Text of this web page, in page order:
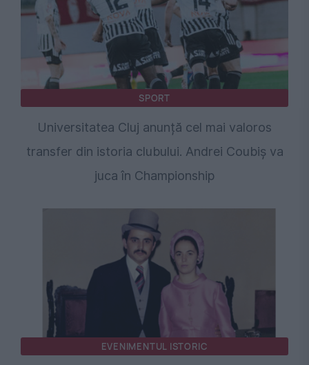
SPORT
Universitatea Cluj anunță cel mai valoros
transfer din istoria clubului. Andrei Coubiș va
juca în Championship
EVENIMENTUL ISTORIC